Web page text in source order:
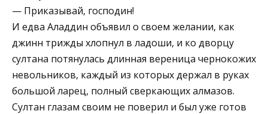
— Приказывай, господин!
И едва Аладдин объявил о своем желании, как
джинн трижды хлопнул в ладоши, и ко дворцу
султана потянулась длинная вереница чернокожих
невольников, каждый из которых держал в руках
большой ларец, полный сверкающих алмазов.
Султан глазам своим не поверил и был уже готов